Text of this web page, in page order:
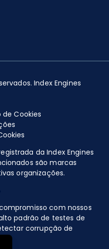
Index Engines
de Cookies
da Index Engines
são marcas
organizações.
com nossos
padrão de testes de
corrupção de